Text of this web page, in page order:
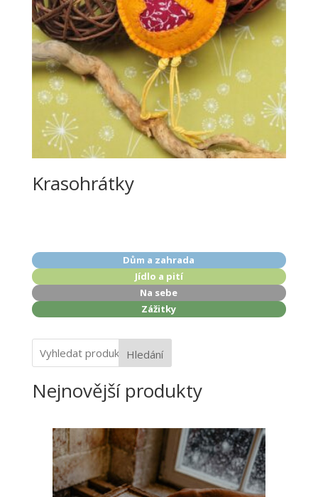
Krasohrátky
Dům a zahrada
Jídlo a pití
Na sebe
Zážitky
Hledání
Nejnovější produkty